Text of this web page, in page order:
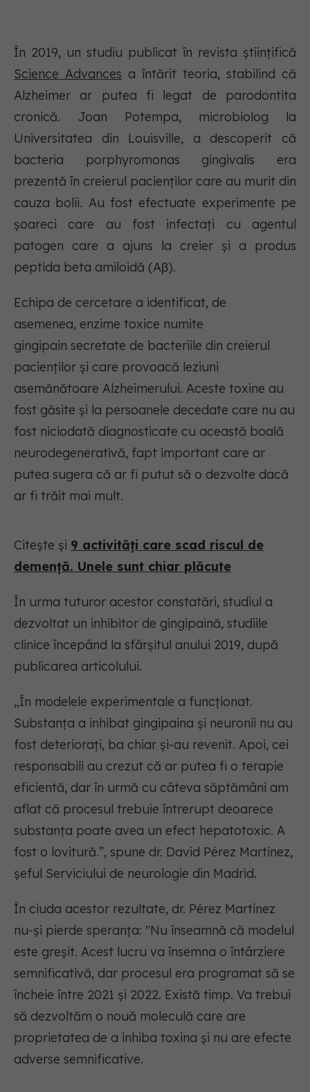
În 2019, un studiu publicat în revista științifică
Science Advances a întărit teoria, stabilind că
Alzheimer ar putea fi legat de parodontita
cronică. Joan Potempa, microbiolog la
Universitatea din Louisville, a descoperit că
bacteria porphyromonas gingivalis era
prezentă în creierul pacienților care au murit din
cauza bolii. Au fost efectuate experimente pe
șoareci care au fost infectați cu agentul
patogen care a ajuns la creier și a produs
peptida beta amiloidă (Aβ).
Echipa de cercetare a identificat, de
asemenea, enzime toxice numite
gingipain secretate de bacteriile din creierul
pacienților și care provoacă leziuni
asemănătoare Alzheimerului. Aceste toxine au
fost găsite și la persoanele decedate care nu au
fost niciodată diagnosticate cu această boală
neurodegenerativă, fapt important care ar
putea sugera că ar fi putut să o dezvolte dacă
ar fi trăit mai mult.
Citește și 9 activități care scad riscul de
demență. Unele sunt chiar plăcute
În urma tuturor acestor constatări, studiul a
dezvoltat un inhibitor de gingipaină, studiile
clinice începând la sfârșitul anului 2019, după
publicarea articolului.
„În modelele experimentale a funcționat.
Substanța a inhibat gingipaina și neuronii nu au
fost deteriorați, ba chiar și-au revenit. Apoi, cei
responsabili au crezut că ar putea fi o terapie
eficientă, dar în urmă cu câteva săptămâni am
aflat că procesul trebuie întrerupt deoarece
substanța poate avea un efect hepatotoxic. A
fost o lovitură.”, spune dr. David Pérez Martínez,
șeful Serviciului de neurologie din Madrid.
În ciuda acestor rezultate, dr. Pérez Martínez
nu-și pierde speranța: "Nu înseamnă că modelul
este greșit. Acest lucru va însemna o întârziere
semnificativă, dar procesul era programat să se
încheie între 2021 și 2022. Există timp. Va trebui
să dezvoltăm o nouă moleculă care are
proprietatea de a inhiba toxina și nu are efecte
adverse semnificative.